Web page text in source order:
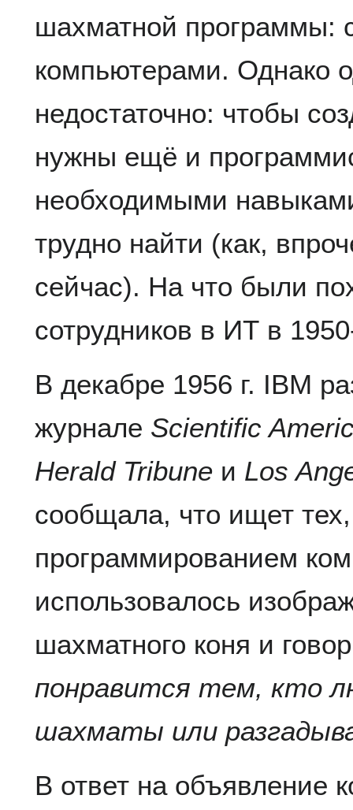
шахматной программы:
компьютерами. Однако
недостаточно: чтобы
нужны ещё и
необходимыми
трудно найти (как,
сейчас). На что были
сотрудников в ИТ в
В декабре 1956 г. IBM
журнале Scientific
Herald Tribune и Los
сообщала, что ищет тех,
программированием
использовалось
шахматного коня и
понравится тем, кто
шахматы или
В ответ на объявление